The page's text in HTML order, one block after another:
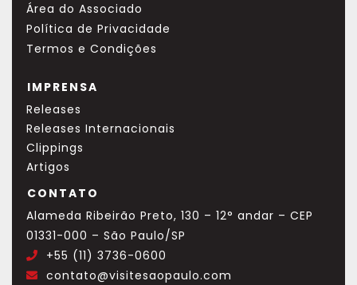
Área do Associado
Política de Privacidade
Termos e Condições
IMPRENSA
Releases
Releases Internacionais
Clippings
Artigos
CONTATO
Alameda Ribeirão Preto, 130 – 12° andar – CEP
01331-000 – São Paulo/SP
+55 (11) 3736-0600
contato@visitesaopaulo.com